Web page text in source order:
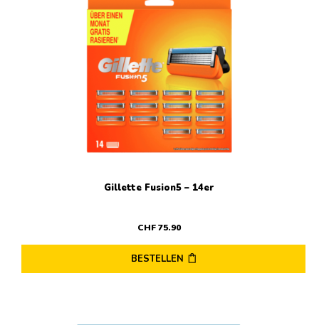
Gillette Fusion5 – 14er
CHF75.90
BESTELLEN